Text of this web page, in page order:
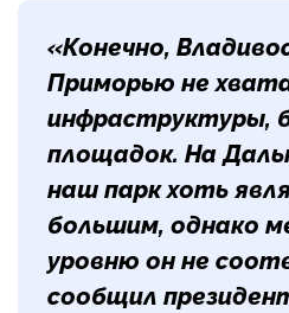
«Конечно,
Приморью не
инфраструктуры,
площадок. На
наш парк хоть
большим, однако
уровню он не
сообщил